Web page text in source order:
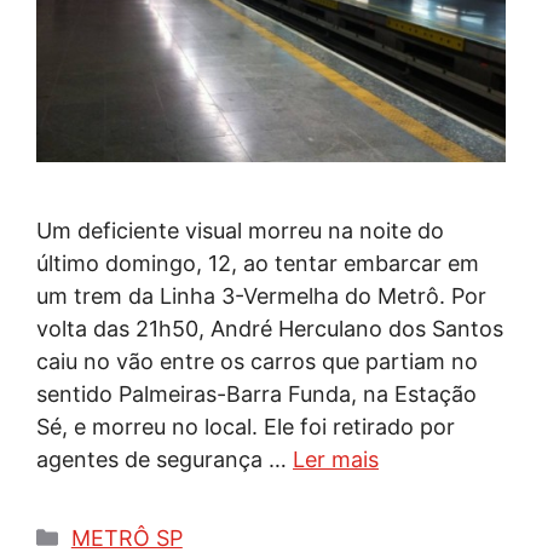
Um deficiente visual morreu na noite do
último domingo, 12, ao tentar embarcar em
um trem da Linha 3-Vermelha do Metrô. Por
volta das 21h50, André Herculano dos Santos
caiu no vão entre os carros que partiam no
sentido Palmeiras-Barra Funda, na Estação
Sé, e morreu no local. Ele foi retirado por
agentes de segurança … Ler mais
Categorias
METRÔ SP